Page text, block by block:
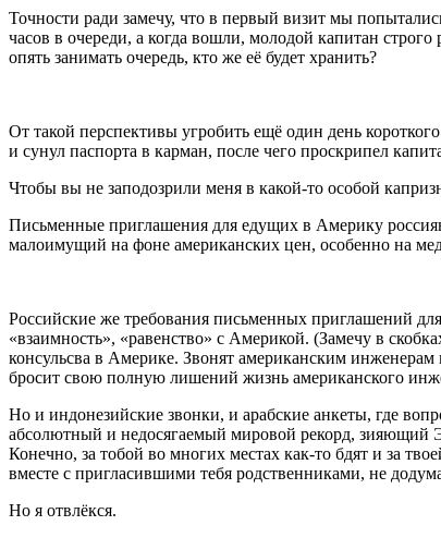
Точности ради замечу, что в первый визит мы
часов в очереди, а когда вошли, молодой капитан
опять занимать очередь, кто же её будет хранить?
От такой перспективы угробить ещё один день
и сунул паспорта в карман, после чего проскрипел
Чтобы вы не заподозрили меня в какой-то особой
Письменные приглашения для едущих в Америку
малоимущий на фоне американских цен, особенно на
Российские же требования письменных приглашений
«взаимность», «равенство» с Америкой. (Замечу в
консульсва в Америке. Звонят американским инженерам
бросит свою полную лишений жизнь американского
Но и индонезийские звонки, и арабские анкеты, где
абсолютный и недосягаемый мировой рекорд, зияющий
Конечно, за тобой во многих местах как-то бдят и за
вместе с пригласившими тебя родственниками, не
Но я отвлёкся.